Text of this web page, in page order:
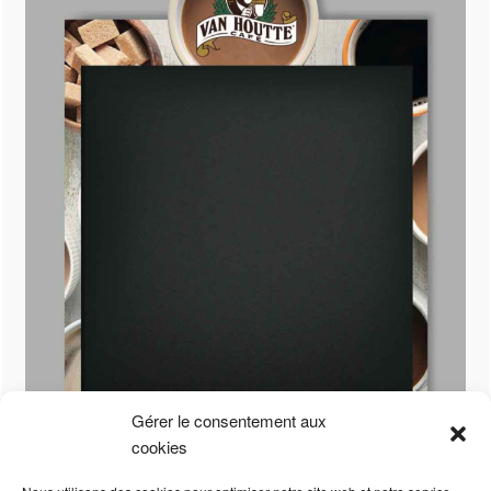
Gérer le consentement aux
cookies